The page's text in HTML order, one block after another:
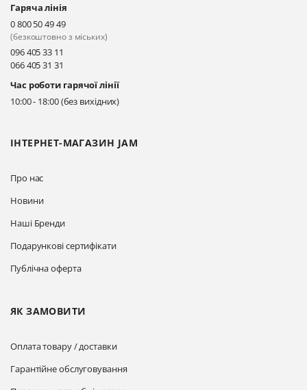
Київ, вул. Драгоманова 31-д
Прокласти маршрут
Київ, вул. Драгоманова 31-д
Прокласти маршрут
ІНТЕРНЕТ-МАГАЗИН JAM
Про нас
Новини
Наші Бренди
Подарункові сертифікати
Публічна оферта
ЯК ЗАМОВИТИ
Оплата товару / доставки
Гарантійне обслуговування
Гаряча лінія
0 800 50 49 49
(безкоштовно з міських)
096 405 33 11
066 405 31 31
Час роботи гарячої лінії
10:00 - 18:00 (без вихідних)